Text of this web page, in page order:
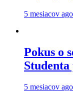
5 mesiacov ago
Pokus o
5 mesiacov ago